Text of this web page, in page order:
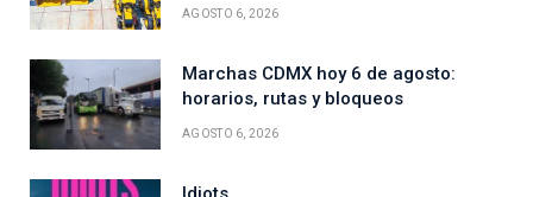
AGOSTO 6, 2026
Marchas CDMX hoy 6 de agosto:
horarios, rutas y bloqueos
AGOSTO 6, 2026